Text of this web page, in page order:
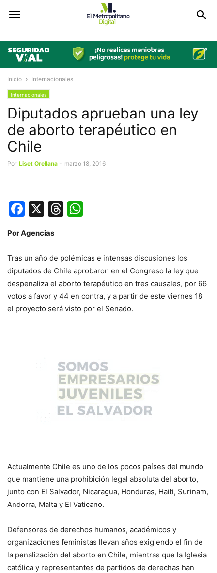
Inicio Internacionales
Internacionales
Diputados aprueban una ley
de aborto terapéutico en
Chile
Por Liset Orellana - marzo 18, 2016
Facebook
X Threads
Por Agencias
Tras un año de polémicas e intensas discusiones los
diputados de Chile aprobaron en el Congreso la ley que
despenaliza el aborto terapéutico en tres causales, por 66
votos a favor y 44 en contra, y a partir de este viernes 18
el proyecto será visto por el Senado.
Actualmente Chile es uno de los pocos países del mundo
que mantiene una prohibición legal absoluta del aborto,
junto con El Salvador, Nicaragua, Honduras, Haití, Surinam,
Andorra, Malta y El Vaticano.
Defensores de derechos humanos, académicos y
organizaciones feministas llevan años exigiendo el fin de
la penalización del aborto en Chile, mientras que la Iglesia
católica y representantes de partidos de derechas han